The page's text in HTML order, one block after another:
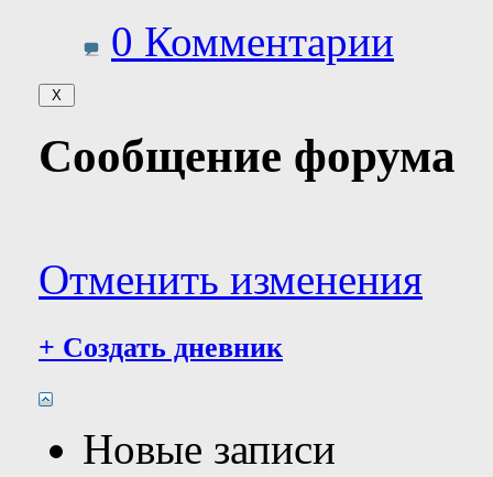
0 Комментарии
Сообщение форума
Отменить изменения
+ Создать дневник
Новые записи